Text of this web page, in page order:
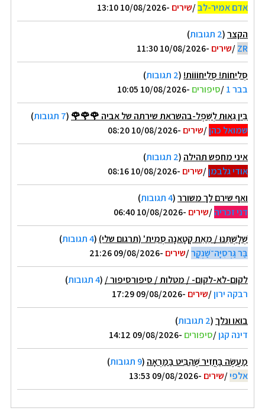
אדם אמיר-לב/שירים -10/08/2026 13:10
הקצר(2 תגובות
)
ZR
/שירים -10/08/2026 11:30
סְּלִיחוֹת! סְְּלִיחוֹוֹוֹת! (2 תגובות
)
בבר 1
/סיפורים -10/08/2026 10:05
בֵּין גֵּאוּת לְשֵׁפֶל-בהשראת שירתה של אביה 🌹🌹🌹 (7 תגובות
)
שמואל כהן/שירים -10/08/2026 08:20
איני מחפש תהילה (2 תגובות
)
אודי גלבמן/שירים -10/08/2026 08:16
ואף שירם לך משורר(4 תגובות
)
דני זכריה/שירים -10/08/2026 06:40
שְׁלָשְׁתֵּנוּ / מֵאֵת קָטָאנָה סְמִית' (תרגום שלי) (4 תגובות
)
בַּר גַּרְסִיָּה־שַׁנְקָר/שירים -09/08/2026 21:26
לקום-לא-לקום- / מטלות / סיפורסיפור / (4 תגובות
)
רבקה ירון/שירים -09/08/2026 17:29
בואו ונלך(2 תגובות
)
דינה קגן/סיפורים -09/08/2026 14:12
מַעֲשֶׂה בַּחֲזִיר שֶׁהִבִּיט בַּמַּרְאָה (9 תגובות
)
אלפי/שירים -09/08/2026 13:53